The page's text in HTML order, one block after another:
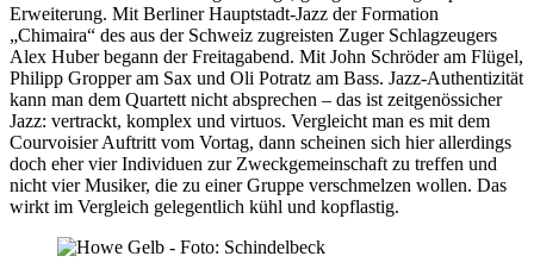
Erweiterung. Mit Berliner Hauptstadt-Jazz der Formation
„Chimaira“ des aus der Schweiz zugreisten Zuger Schlagzeugers
Alex Huber begann der Freitagabend. Mit John Schröder am Flügel,
Philipp Gropper am Sax und Oli Potratz am Bass. Jazz-Authentizität
kann man dem Quartett nicht absprechen – das ist zeitgenössicher
Jazz: vertrackt, komplex und virtuos. Vergleicht man es mit dem
Courvoisier Auftritt vom Vortag, dann scheinen sich hier allerdings
doch eher vier Individuen zur Zweckgemeinschaft zu treffen und
nicht vier Musiker, die zu einer Gruppe verschmelzen wollen. Das
wirkt im Vergleich gelegentlich kühl und kopflastig.